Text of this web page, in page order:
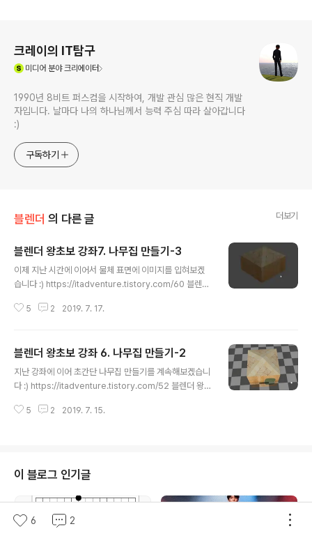
크레이의 IT탐구
미디어 분야 크리에이터
1990년 8비트 퍼스컴을 시작하여, 개발 관심 많은 현직 개발
자입니다. 날마다 나의 하나님께서 능력 주심 따라 살아갑니다
:)
구독하기
블렌더 의 다른 글 더보기
블렌더 왕초보 강좌7. 나무집 만들기-3
이제 지난 시간에 이어서 물체 표면에 이미지를 입혀보겠
습니다 :) https://itadventure.tistory.com/60 블렌더
나무집 만들기를 계속해보겠습니다 :) https://itadventu
요? 기초 연습이.. itadventure.tistory.com 그 전에 먼
저 해야 할 부분이 있습니다. 바로 창을 나누는 부분인데요.
UV맵 에디터 화면과 3D 뷰 화면은 동시에 보면서 작업을
혀주셔야 하는데, 창을 나누는건 간단합니다. 바로 화면 우
5 2 2019. 7. 17.
블렌더 왕초보 강좌 6. 나무집 만들기-2
지난 강좌에 이어 초간단 나무집 만들기를 계속해보겠습니
다 :) https://itadventure.tistory.com/52 블렌더 왕초
순한 박스만 계속했었지요? 기초 연습이 병행되어야 했기
오브젝트 모드에서 편집모드로 전환하는 방법과 편집모드
에서 편집할 수 있는 방법에는 점, 선, 면을 다루는 방법이
있다고 하였었지요? 이제 실제적으로 면을 선택하여 조정
하는 부분부터 시작해보겠습니다. 오브젝트를 선택 후 TA
B 키를 누르면 편집모드로 전환하는..
5 2 2019. 7. 15.
이 블로그 인기글
6 2